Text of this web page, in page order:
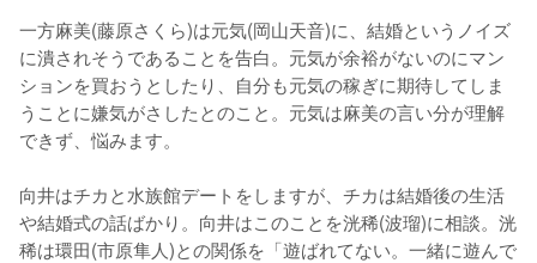
一方麻美(藤原さくら)は元気(岡山天音)に、結婚というノイズ
に潰されそうであることを告白。元気が余裕がないのにマン
ションを買おうとしたり、自分も元気の稼ぎに期待してしま
うことに嫌気がさしたとのこと。元気は麻美の言い分が理解
できず、悩みます。
向井はチカと水族館デートをしますが、チカは結婚後の生活
や結婚式の話ばかり。向井はこのことを洸稀(波瑠)に相談。洸
稀は環田(市原隼人)との関係を「遊ばれてない。一緒に遊んで